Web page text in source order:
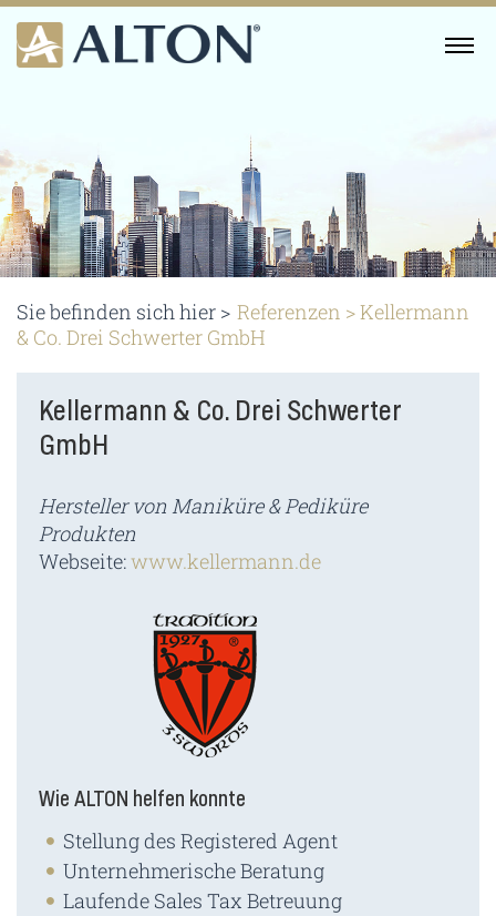
Skip
content
Sie befinden sich hier > Referenzen >Kellermann
& Co. Drei Schwerter GmbH
Kellermann & Co. Drei Schwerter
GmbH
Hersteller von Maniküre & Pediküre
Produkten
Webseite:www.kellermann.de
Wie ALTON helfen konnte
Stellung des Registered Agent
Unternehmerische Beratung
Laufende Sales Tax Betreuung